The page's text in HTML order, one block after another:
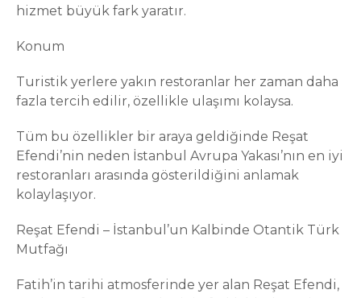
hizmet büyük fark yaratır.
Konum
Turistik yerlere yakın restoranlar her zaman daha
fazla tercih edilir, özellikle ulaşımı kolaysa.
Tüm bu özellikler bir araya geldiğinde Reşat
Efendi’nin neden İstanbul Avrupa Yakası’nın en iyi
restoranları arasında gösterildiğini anlamak
kolaylaşıyor.
Reşat Efendi – İstanbul’un Kalbinde Otantik Türk
Mutfağı
Fatih’in tarihi atmosferinde yer alan Reşat Efendi,